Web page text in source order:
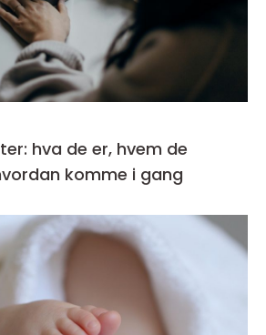
hva de er, hvem de
komme i gang